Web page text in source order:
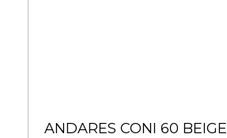
ANDARES CONI 60 BEIGE